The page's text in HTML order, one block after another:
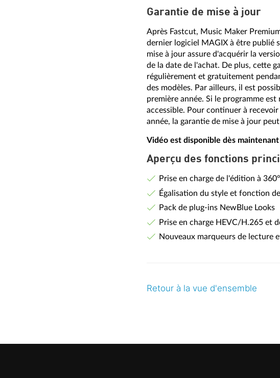
Garantie de mise à jour
Après Fastcut, Music Maker
dernier logiciel MAGIX à être publié
mise à jour assure d'acquérir la
de la date de l'achat. De plus, cette
régulièrement et gratuitement
des modèles. Par ailleurs, il est
première année. Si le programme
accessible. Pour continuer à
année, la garantie de mise à jour
Vidéo est disponible dès
Aperçu des fonctions
Prise en charge de l'édition à 360°
Égalisation du style et fonction
Pack de plug-ins NewBlue Looks
Prise en charge HEVC/H.265 et
Nouveaux marqueurs de lecture
Retour à la vue d'ensemble